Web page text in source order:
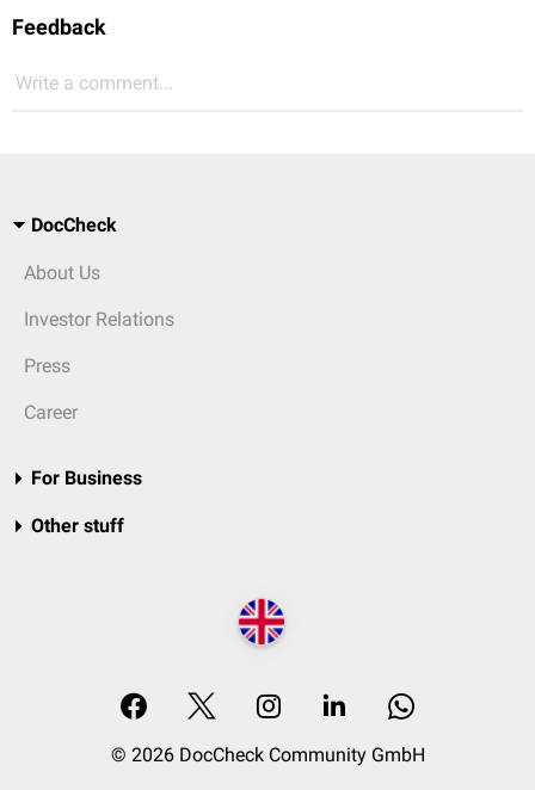
Feedback
Write a comment...
DocCheck
About Us
Investor Relations
Press
Career
For Business
Other stuff
© 2026 DocCheck Community GmbH